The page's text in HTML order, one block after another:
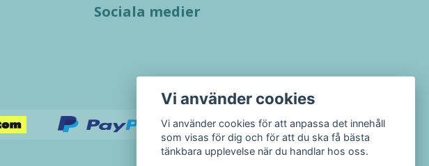
Sociala medier
Vi använder cookies
Vi använder cookies för att anpassa det innehåll
som visas för dig och för att du ska få bästa
tänkbara upplevelse när du handlar hos oss.